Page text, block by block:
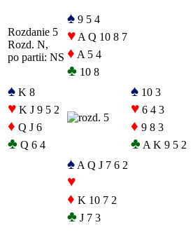
Rozdanie 5
Rozd. N,
po partii: NS
♠ 9 5 4
♥ A Q 10 8 7
♦ A 5 4
♣ 10 8
♠ K 8
♥ K J 9 5 2
♦ Q J 6
♣ Q 6 4
♠ 10 3
♥ 6 4 3
♦ 9 8 3
♣ A K 9 5 2
♠ A Q J 7 6 2
♥
♦ K 10 7 2
♣ J 7 3